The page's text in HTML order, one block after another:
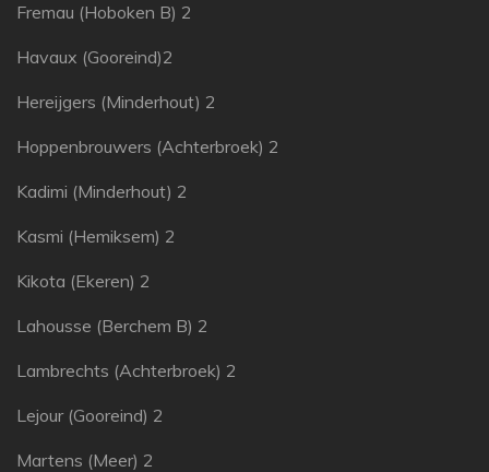
Fremau (Hoboken B) 2
Havaux (Gooreind)2
Hereijgers (Minderhout) 2
Hoppenbrouwers (Achterbroek) 2
Kadimi (Minderhout) 2
Kasmi (Hemiksem) 2
Kikota (Ekeren) 2
Lahousse (Berchem B) 2
Lambrechts (Achterbroek) 2
Lejour (Gooreind) 2
Martens (Meer) 2